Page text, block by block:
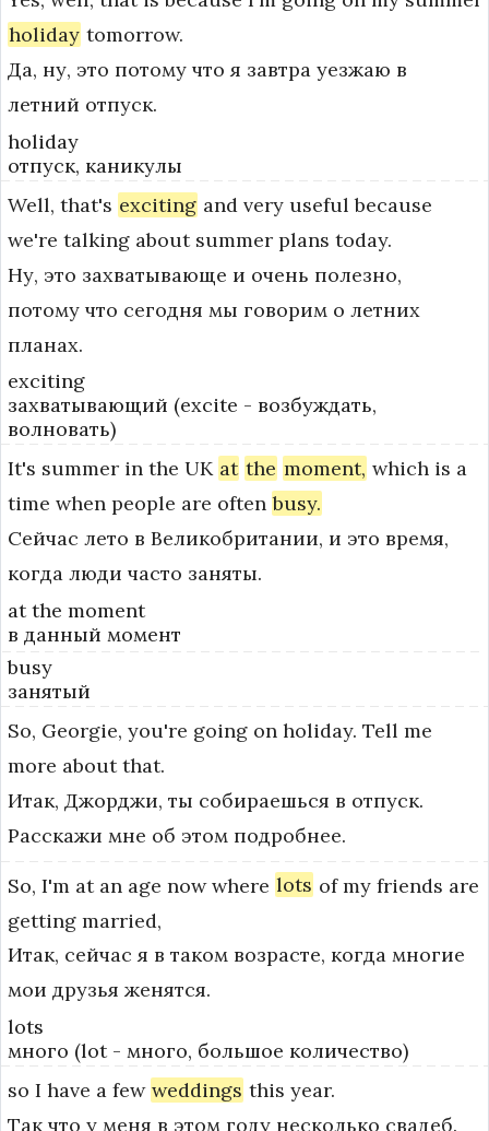
holiday tomorrow.
Да, ну, это потому что я завтра уезжаю в
летний отпуск.
holiday
отпуск, каникулы
Well, that's exciting and very useful because
we're talking about summer plans today.
Ну, это захватывающе и очень полезно,
потому что сегодня мы говорим о летних
планах.
exciting
захватывающий (excite - возбуждать,
волновать)
It's summer in the UK at the moment, which is a
time when people are often busy.
Сейчас лето в Великобритании, и это время,
когда люди часто заняты.
at the moment
в данный момент
busy
занятый
So, Georgie, you're going on holiday. Tell me
more about that.
Итак, Джорджи, ты собираешься в отпуск.
Расскажи мне об этом подробнее.
So, I'm at an age now where lots of my friends are
getting married,
Итак, сейчас я в таком возрасте, когда многие
мои друзья женятся.
lots
много (lot - много, большое количество)
so I have a few weddings this year.
Так что у меня в этом году несколько свадеб.